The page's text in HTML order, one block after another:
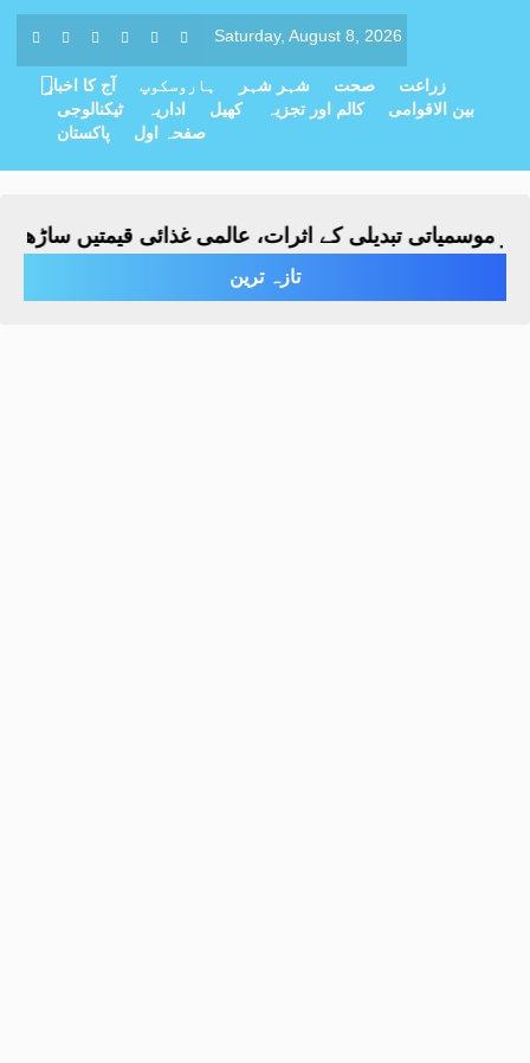
Saturday, August 8, 2026
آج کا اخبار ہاروسکوپ شہر شہر صحت
زراعت
ٹیکنالوجی
اداریہ کھیل کالم اور تجزیہ
بین الاقوامی
پاکستان
صفحہ اول
تبدیلی کے اثرات، عالمی غذائی قیمتیں ساڑھے
تازہ ترین